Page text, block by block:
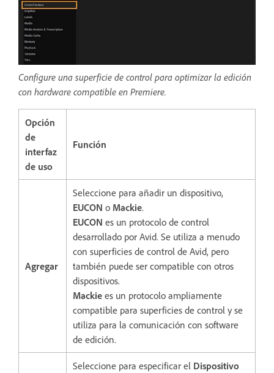
Configure una superficie de control para optimizar la edición
con hardware compatible en Premiere.
Opción
de
interfaz
de uso
Función
Agregar
Seleccione para añadir un dispositivo,
EUCON o Mackie.
EUCON es un protocolo de control
desarrollado por Avid. Se utiliza a menudo
con superficies de control de Avid, pero
también puede ser compatible con otros
dispositivos.
Mackie es un protocolo ampliamente
compatible para superficies de control y se
utiliza para la comunicación con software
de edición.
Seleccione para especificar el Dispositivo